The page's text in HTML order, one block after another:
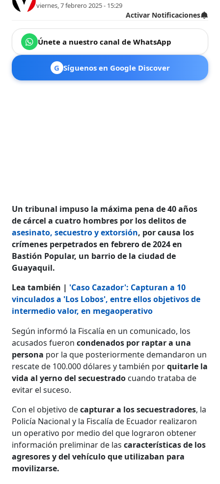
viernes, 7 febrero 2025 - 15:29
Activar Notificaciones
Únete a nuestro canal de WhatsApp
G Síguenos en Google Discover
Un tribunal impuso la máxima pena de 40 años
de cárcel a cuatro hombres por los delitos de
asesinato, secuestro y extorsión, por causa los
crímenes perpetrados en febrero de 2024 en
Bastión Popular, un barrio de la ciudad de
Guayaquil.
Lea también | 'Caso Cazador': Capturan a 10
vinculados a 'Los Lobos', entre ellos objetivos de
intermedio valor, en megaoperativo
Según informó la Fiscalía en un comunicado, los
acusados fueroncondenados por raptar a una
persona por la que posteriormente demandaron un
rescate de 100.000 dólares y también porquitarle la
vida al yerno del secuestrado cuando trataba de
evitar el suceso.
Con el objetivo decapturar a los secuestradores, la
Policía Nacional y la Fiscalía de Ecuador realizaron
un operativo por medio del que lograron obtener
información preliminar de las características de los
agresores y del vehículo que utilizaban para
movilizarse.